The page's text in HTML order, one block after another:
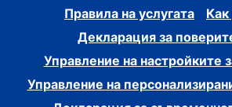
Правила на услугата
Декларация за
Управление на настройките
Управление на